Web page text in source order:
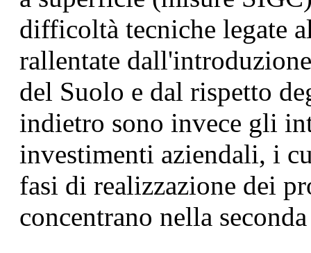
difficoltà tecniche legate
rallentate
del Suolo e dal rispetto
indietro sono invece gli
investimenti aziendali, i
fasi di realizzazione dei
concentrano nella